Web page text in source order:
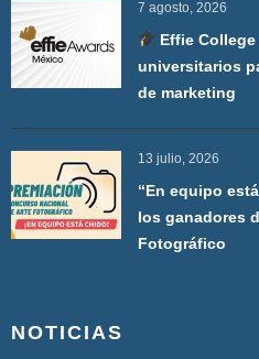
7 agosto, 2026
Effie
universitarios
de marketing
13 julio, 2026
“En equipo
los ganadores
Fotográfico
NOTICIAS